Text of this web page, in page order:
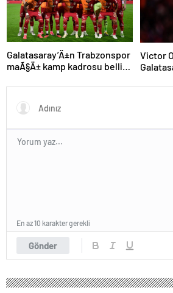
Galatasaray’Ä±n Trabzonspor
maÃ§Ä± kamp kadrosu belli
Victor
Gönder
En az 10 karakter gerekli